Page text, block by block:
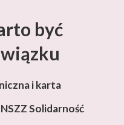
być
i karta
Solidarność